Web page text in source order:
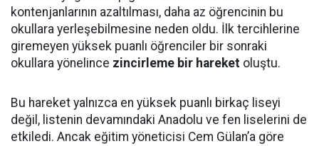
kontenjanlarının azaltılması, daha az öğrencinin bu
okullara yerleşebilmesine neden oldu. İlk tercihlerine
giremeyen yüksek puanlı öğrenciler bir sonraki
okullara yönelince zincirleme bir hareket oluştu.
Bu hareket yalnızca en yüksek puanlı birkaç liseyi
değil, listenin devamındaki Anadolu ve fen liselerini de
etkiledi. Ancak eğitim yöneticisi Cem Gülan’a göre